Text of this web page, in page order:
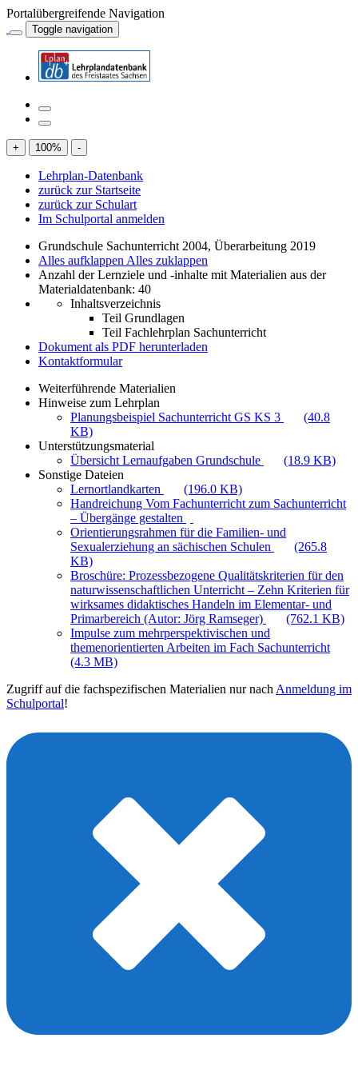
Portalübergreifende Navigation
Toggle navigation
+ 100% -
Lehrplan-Datenbank
zurück zur Startseite
zurück zur Schulart
Im Schulportal anmelden
Grundschule Sachunterricht 2004, Überarbeitung 2019
Alles aufklappen Alles zuklappen
Anzahl der Lernziele und -inhalte mit Materialien aus der
Materialdatenbank: 40
Inhaltsverzeichnis
Teil Grundlagen
Teil Fachlehrplan Sachunterricht
Dokument als PDF herunterladen
Kontaktformular
Weiterführende Materialien
Hinweise zum Lehrplan
Planungsbeispiel Sachunterricht GS KS 3
(40.8
KB)
Unterstützungsmaterial
Übersicht Lernaufgaben Grundschule
(18.9 KB)
Sonstige Dateien
Lernortlandkarten
(196.0 KB)
Handreichung Vom Fachunterricht zum Sachunterricht
– Übergänge gestalten
Orientierungsrahmen für die Familien- und
Sexualerziehung an sächischen Schulen
(265.8
KB)
Broschüre: Prozessbezogene Qualitätskriterien für den
naturwissenschaftlichen Unterricht – Zehn Kriterien für
wirksames didaktisches Handeln im Elementar- und
Primarbereich (Autor: Jörg Ramseger)
(762.1 KB)
Impulse zum mehrperspektivischen und
themenorientierten Arbeiten im Fach Sachunterricht
(4.3 MB)
Zugriff auf die fachspezifischen Materialien nur nach Anmeldung im
Schulportal!